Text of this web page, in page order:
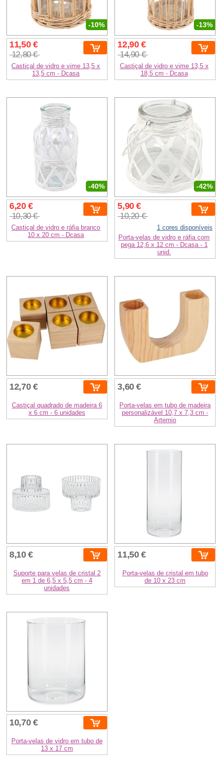
-10%
11,50 €
12,80 €
Castiçal de vidro e vime 13,5 x
13,5 cm - Dcasa
-13%
12,90 €
14,90 €
Castiçal de vidro e vime 13,5 x
18,5 cm - Dcasa
-40%
6,20 €
10,30 €
Castiçal de vidro e ráfia branco
10 x 20 cm - Dcasa
-42%
5,90 €
10,20 €
1 cores disponíveis
Porta-velas de vidro e ráfia com
pega 12,6 x 12 cm - Dcasa - 1
unid.
12,70 €
Castiçal quadrado de madeira 6
x 6 cm - 6 unidades
3,60 €
Porta-velas em tubo de madeira
personalizável 10,7 x 7,3 cm -
Artemio
8,10 €
Suporte para velas de cristal 2
em 1 de 6,5 x 5,5 cm - 4
unidades
11,50 €
Porta-velas de cristal em tubo
de 10 x 23 cm
10,70 €
Porta-velas de vidro em tubo de
13 x 17 cm